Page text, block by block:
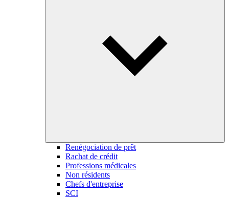
Renégociation de prêt
Rachat de crédit
Professions médicales
Non résidents
Chefs d'entreprise
SCI